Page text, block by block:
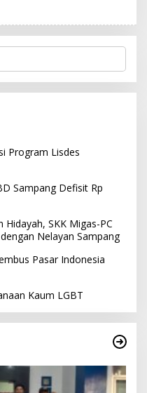
Program Lisdes
Sampang Defisit Rp
Hidayah, SKK Migas-PC
Nelayan Sampang
Pasar Indonesia
Kaum LGBT